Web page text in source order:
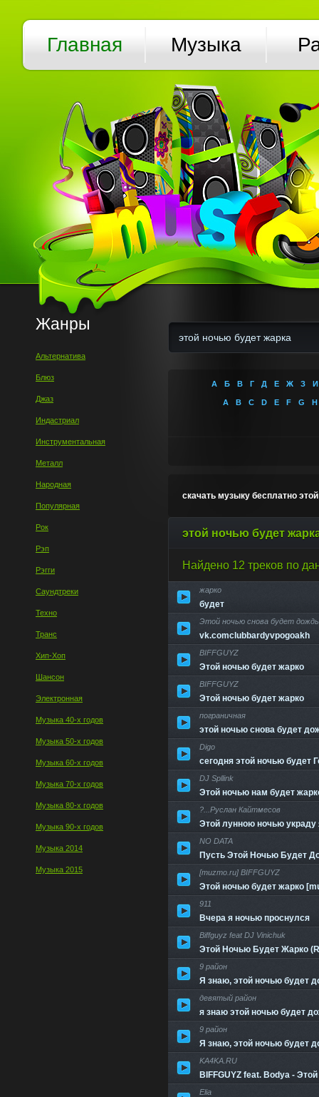
Главная Музыка
Жанры
Альтернатива
Блюз
Джаз
Индастриал
Инструментальная
Металл
Народная
Популярная
Рок
Рэп
Рэгги
Саундтреки
Техно
Транс
Хип-Хоп
Шансон
Электронная
Музыка 40-х годов
Музыка 50-х годов
Музыка 60-х годов
Музыка 70-х годов
Музыка 80-х годов
Музыка 90-х годов
Музыка 2014
Музыка 2015
А Б В Г Д Е Ж З И
A B C D E F G H
скачать музыку бесплатно
этой ночью будет
Найдено 12 треков по
жарко
будет
Этой ночью снова будет
vk.comclubbardyvpogoakh
BIFFGUYZ
Этой ночью будет жарко
BIFFGUYZ
Этой ночью будет жарко
пограничная
этой ночью снова будет
Digo
сегодня этой ночью будет
DJ Spllink
Этой ночью нам будет
?...Руслан Кайтмесов
Этой лунною ночью украду
NO DATA
Пусть Этой Ночью Будет
[muzmo.ru] BIFFGUYZ
Этой ночью будет жарко
911
Вчера я ночью проснулся
Biffguyz feat DJ Vinichuk
Этой Ночью Будет Жарко
9 район
Я знаю, этой ночью будет
девятый район
я знаю этой ночью будет
9 район
Я знаю, этой ночью будет
KA4KA.RU
BIFFGUYZ feat. Bodya -
Elia